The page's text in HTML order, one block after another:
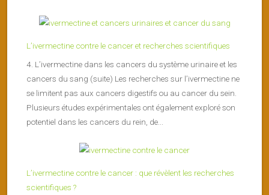
L’ivermectine contre le cancer et recherches scientifiques
4. L’ivermectine dans les cancers du système urinaire et les
cancers du sang (suite) Les recherches sur l’ivermectine ne
se limitent pas aux cancers digestifs ou au cancer du sein.
Plusieurs études expérimentales ont également exploré son
potentiel dans les cancers du rein, de...
L’ivermectine contre le cancer : que révèlent les recherches
scientifiques ?